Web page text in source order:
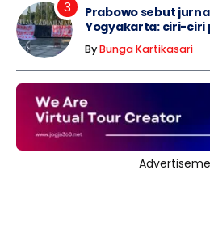
Prabowo sebut
Yogyakarta: ciri-ciri
ByBunga Kartikasari